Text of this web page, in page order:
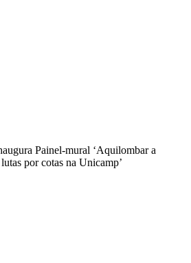
Painel-mural ‘Aquilombar a
por cotas na Unicamp’